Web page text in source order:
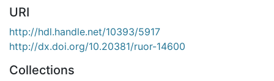
URI
http://hdl.handle.net/10393/5917
http://dx.doi.org/10.20381/ruor-14600
Collections